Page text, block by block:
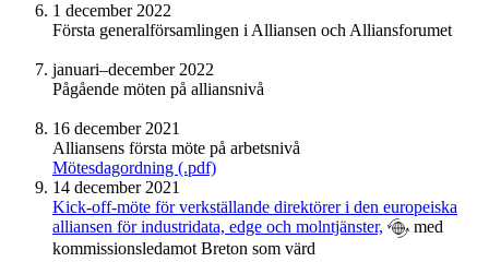
1 december 2022
Första generalförsamlingen i Alliansen och Alliansforumet
januari–december 2022
Pågående möten på alliansnivå
16 december 2021
Alliansens första möte på arbetsnivå
Mötesdagordning (.pdf)
14 december 2021
Kick-off-möte för verkställande direktörer i den europeiska
alliansen för industridata, edge och molntjänster,
med
kommissionsledamot Breton som värd